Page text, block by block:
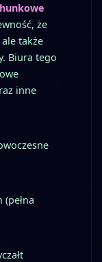
że
także
Biura tego
inne